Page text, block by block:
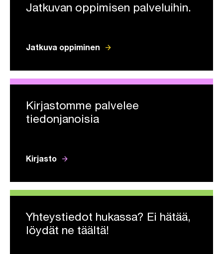
Jatkuvan oppimisen palveluihin.
Jatkuva oppiminen arrow_forward
Kirjastomme palvelee
tiedonjanoisia
Kirjasto arrow_forward
Yhteystiedot hukassa? Ei hätää,
löydät ne täältä!